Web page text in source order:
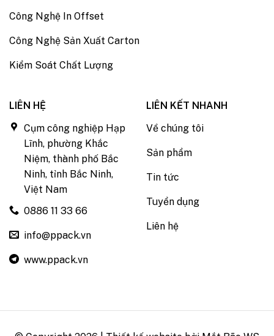
Công Nghệ In Offset
Công Nghệ Sản Xuất Carton
Kiểm Soát Chất Lượng
LIÊN HỆ
Cụm công nghiệp Hạp
Lĩnh, phường Khắc
Niệm, thành phố Bắc
Ninh, tỉnh Bắc Ninh,
Việt Nam
0886 11 33 66
info@ppack.vn
www.ppack.vn
LIÊN KẾT NHANH
Về chúng tôi
Sản phẩm
Tin tức
Tuyển dụng
Liên hệ